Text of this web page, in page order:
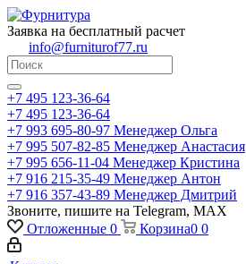
Заявка на бесплатный расчет
info@furniturof77.ru
+7 495 123-36-64
+7 495 123-36-64
+7 993 695-80-97 Менеджер Ольга
+7 995 507-82-85 Менеджер Анастасия
+7 995 656-11-04 Менеджер Кристина
+7 916 215-35-49 Менеджер Антон
+7 916 357-43-89 Менеджер Дмитрий
Звоните, пишите на Telegram, MAX
Отложенные 0 Корзина0 0